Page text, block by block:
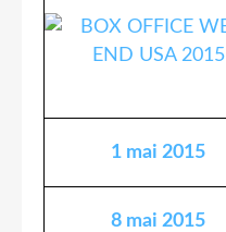
1 mai 2015
8 mai 2015